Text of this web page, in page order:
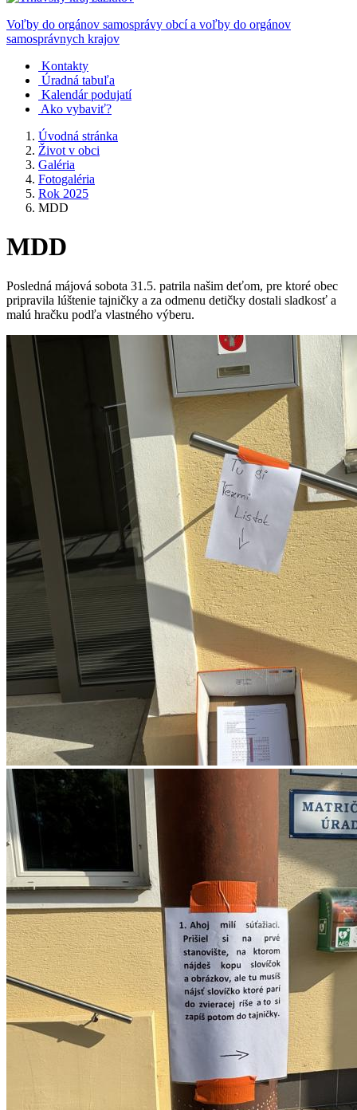
Voľby do orgánov samosprávy obcí a voľby do orgánov
samosprávnych krajov
Kontakty
Úradná tabuľa
Kalendár podujatí
Ako vybaviť?
Úvodná stránka
Život v obci
Galéria
Fotogaléria
Rok 2025
MDD
MDD
Posledná májová sobota 31.5. patrila našim deťom, pre ktoré obec
pripravila lúštenie tajničky a za odmenu detičky dostali sladkosť a
malú hračku podľa vlastného výberu.